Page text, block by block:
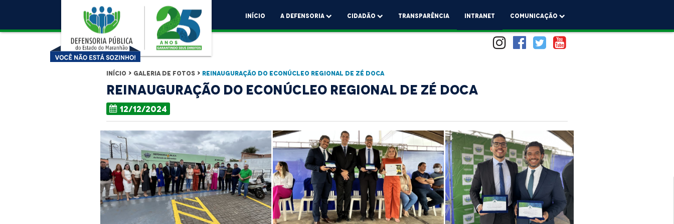
Início A Defensoria Cidadão Transparência Intranet comunicação
Início > Galeria de Fotos> REINAUGURAÇÃO DO ECONÚCLEO REGIONAL DE ZÉ DOCA
REINAUGURAÇÃO DO ECONÚCLEO REGIONAL DE ZÉ DOCA
12/12/2024